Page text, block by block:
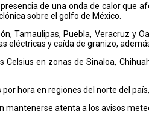
de una onda de calor
sobre el golfo de México.
Tamaulipas, Puebla, Veracruz y
eléctricas y caída de granizo,
en zonas de Sinaloa,
hora en regiones del norte del
atenta a los avisos